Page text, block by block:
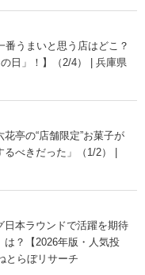
うまいと思う店はどこ？
日」！】（2/4） | 兵庫県
亭の“店舗限定”お菓子が
べきだった」（1/2） |
日本ラウンドで活躍を期待
は？【2026年版・人気投
とらぼリサーチ